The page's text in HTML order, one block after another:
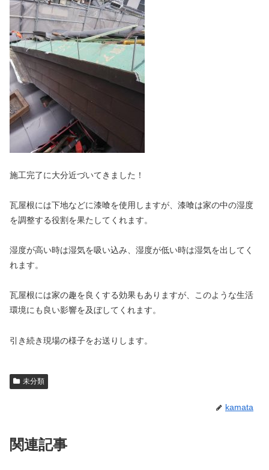
施工完了に大分近づいてきました！
瓦屋根には下地などに漆喰を使用しますが、漆喰は家の中の湿度
を調整する役割を果たしてくれます。
湿度が高い時は湿気を吸い込み、湿度が低い時は湿気を出してく
れます。
瓦屋根には家の趣を良くする効果もありますが、このような生活
環境にも良い影響を及ぼしてくれます。
引き続き現場の様子をお送りします。
未分類
kamata
関連記事